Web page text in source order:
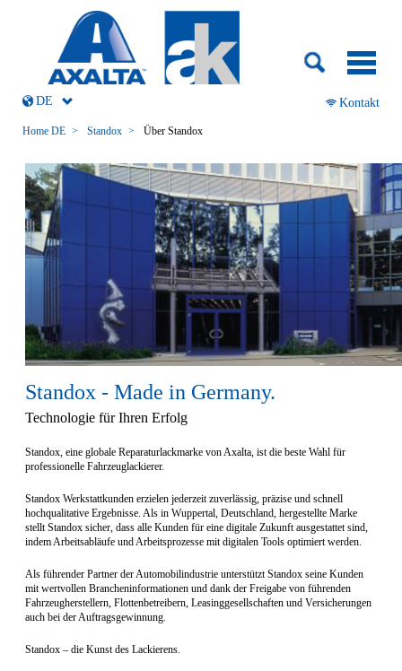
Navigation
überspringen
Navigation
Kontakt
DE
Home DE Standox Über Standox
Standox - Made in Germany.
Technologie für Ihren Erfolg
Standox, eine globale Reparaturlackmarke von Axalta, ist die beste Wahl für
professionelle Fahrzeuglackierer.
Standox Werkstattkunden erzielen jederzeit zuverlässig, präzise und schnell
hochqualitative Ergebnisse. Als in Wuppertal, Deutschland, hergestellte Marke
stellt Standox sicher, dass alle Kunden für eine digitale Zukunft ausgestattet sind,
indem Arbeitsabläufe und Arbeitsprozesse mit digitalen Tools optimiert werden.
Als führender Partner der Automobilindustrie unterstützt Standox seine Kunden
mit wertvollen Brancheninformationen und dank der Freigabe von führenden
Fahrzeugherstellern, Flottenbetreibern, Leasinggesellschaften und Versicherungen
auch bei der Auftragsgewinnung.
Standox – die Kunst des Lackierens.